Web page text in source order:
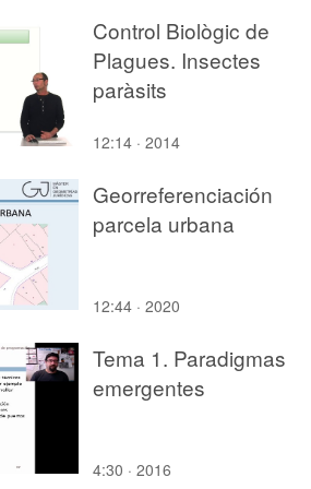
Control Biològic de
Plagues. Insectes
paràsits
12:14 · 2014
Georreferenciación
parcela urbana
12:44 · 2020
Tema 1. Paradigmas
emergentes
4:30 · 2016